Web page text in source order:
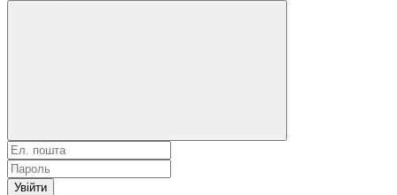
Увійти